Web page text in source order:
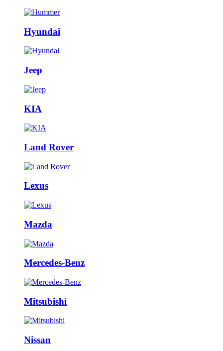
Hyundai
Jeep
KIA
Land Rover
Lexus
Mazda
Mercedes-Benz
Mitsubishi
Nissan